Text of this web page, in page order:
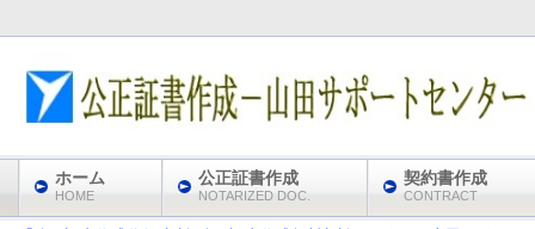
ホーム
HOME
公正証書作成
NOTARIZED DOC.
契約書作成
CONTRACT